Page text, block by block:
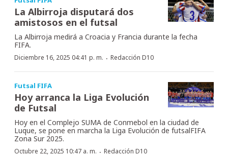
La Albirroja disputará dos
amistosos en el futsal
La Albirroja medirá a Croacia y Francia durante la fecha
FIFA.
Diciembre 16, 2025 04:41 p. m. · Redacción D10
Futsal FIFA
Hoy arranca la Liga Evolución
de Futsal
Hoy en el Complejo SUMA de Conmebol en la ciudad de
Luque, se pone en marcha la Liga Evolución de futsalFIFA
Zona Sur 2025.
Octubre 22, 2025 10:47 a. m. · Redacción D10